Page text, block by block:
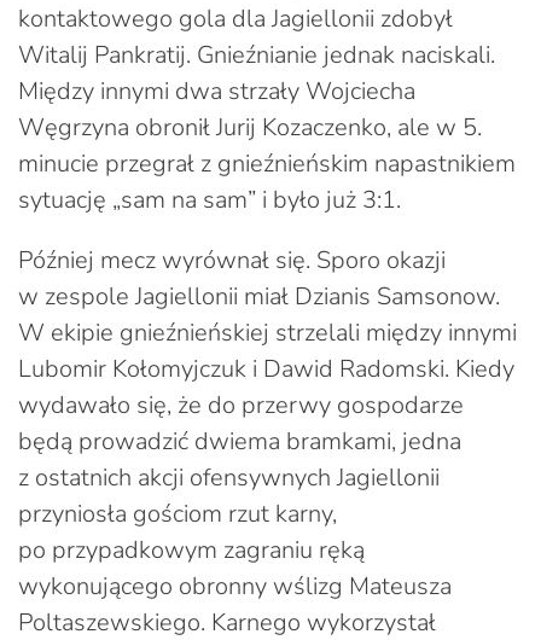
kontaktowego gola dla Jagiellonii zdobył
Witalij Pankratij. Gnieźnianie jednak naciskali.
Między innymi dwa strzały Wojciecha
Węgrzyna obronił Jurij Kozaczenko, ale w 5.
minucie przegrał z gnieźnieńskim napastnikiem
sytuację „sam na sam” i było już 3:1.
Później mecz wyrównał się. Sporo okazji
w zespole Jagiellonii miał Dzianis Samsonow.
W ekipie gnieźnieńskiej strzelali między innymi
Lubomir Kołomyjczuk i Dawid Radomski. Kiedy
wydawało się, że do przerwy gospodarze
będą prowadzić dwiema bramkami, jedna
z ostatnich akcji ofensywnych Jagiellonii
przyniosła gościom rzut karny,
po przypadkowym zagraniu ręką
wykonującego obronny wślizg Mateusza
Poltaszewskiego. Karnego wykorzystał